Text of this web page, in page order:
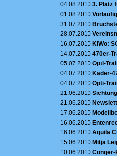
04.08.2010 3. Platz
01.08.2010
31.07.2010
28.07.2010
16.07.2010 KiWo:
14.07.2010 470er-
05.07.2010 Opti-
04.07.2010 Kader-
04.07.2010 Opti-
21.06.2010
21.06.2010
17.06.2010
16.06.2010
16.06.2010 Aquila
15.06.2010 Mitja
10.06.2010 Conger-